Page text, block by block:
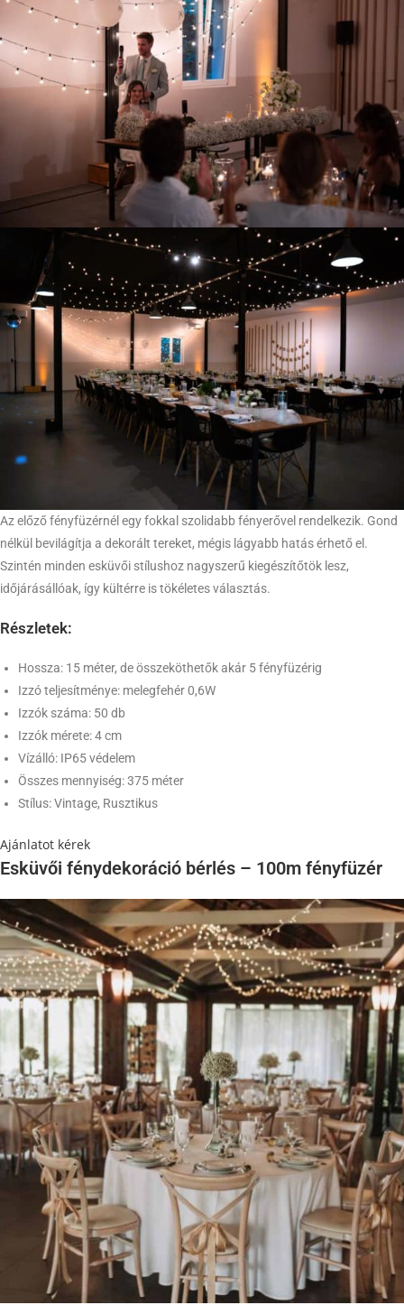
Az előző fényfüzérnél egy fokkal szolidabb fényerővel rendelkezik. Gond
nélkül bevilágítja a dekorált tereket, mégis lágyabb hatás érhető el.
Szintén minden esküvői stílushoz nagyszerű kiegészítőtök lesz,
időjárásállóak, így kültérre is tökéletes választás.
Részletek:
Hossza: 15 méter, de összeköthetők akár 5 fényfüzérig
Izzó teljesítménye: melegfehér 0,6W
Izzók száma: 50 db
Izzók mérete: 4 cm
Vízálló: IP65 védelem
Összes mennyiség: 375 méter
Stílus: Vintage, Rusztikus
Ajánlatot kérek
Esküvői fénydekoráció bérlés – 100m fényfüzér